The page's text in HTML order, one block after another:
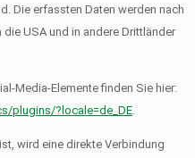
Die erfassten Daten werden nach
USA und in andere Drittländer
Media-Elemente finden Sie hier:
plugins/?locale=de_DE
wird eine direkte Verbindung